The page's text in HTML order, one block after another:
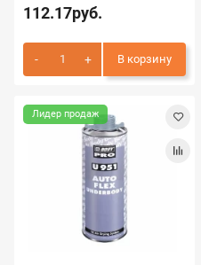
112.17руб.
В корзину
Лидер продаж